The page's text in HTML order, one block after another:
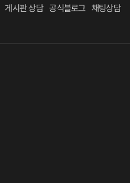
게시판 상담 공식블로그 채팅상담